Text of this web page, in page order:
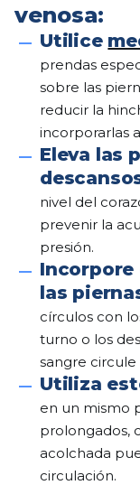
venosa:
Utilice
prendas
sobre las
reducir la
incorporarlas
Eleva las
nivel del
prevenir la
presión.
Incorpore
las
círculos con
turno o los
sangre circule
Utiliza
en un mismo
prolongados,
acolchada
circulación.